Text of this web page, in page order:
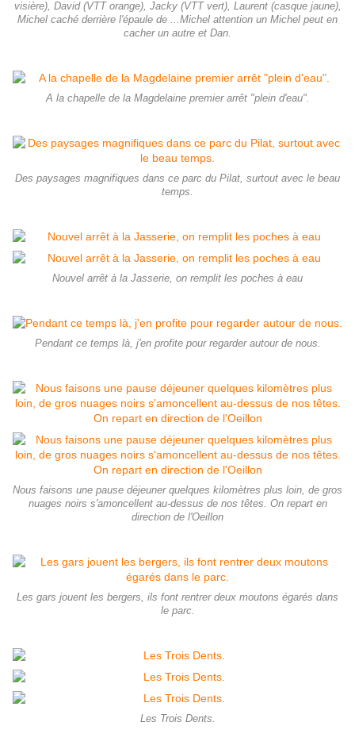
visière), David (VTT orange), Jacky (VTT vert), Laurent (casque jaune),
Michel caché derrière l'épaule de ...Michel attention un Michel peut en
cacher un autre et Dan.
A la chapelle de la Magdelaine premier arrêt "plein d'eau".
Des paysages magnifiques dans ce parc du Pilat, surtout avec le beau
temps.
Nouvel arrêt à la Jasserie, on remplit les poches à eau
Pendant ce temps là, j'en profite pour regarder autour de nous.
Nous faisons une pause déjeuner quelques kilomètres plus loin, de gros
nuages noirs s'amoncellent au-dessus de nos têtes. On repart en
direction de l'Oeillon
Les gars jouent les bergers, ils font rentrer deux moutons égarés dans
le parc.
Les Trois Dents.